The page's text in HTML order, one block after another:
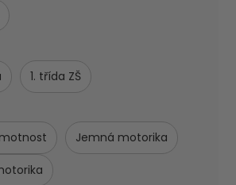
1. třída ZŠ
Jemná motorika